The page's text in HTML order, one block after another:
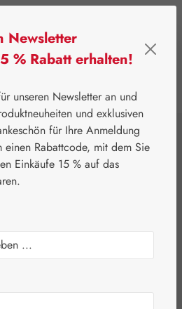
Coenzym Q-10
mg GPH
Newsletter
% Rabatt erhalten!
unseren Newsletter an und
und exklusiven
für Ihre Anmeldung
einen Rabattcode, mit dem Sie
Einkäufe 15 % auf das